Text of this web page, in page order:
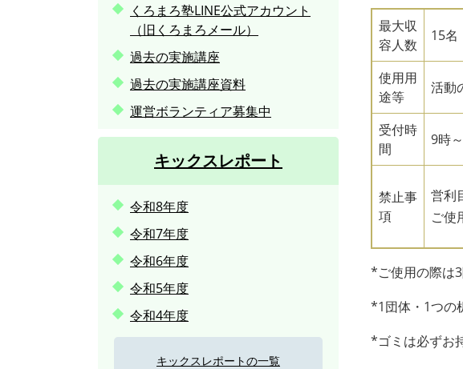
最大収
容人数
15名
使用用
途等
活動
受付時
間
9時
禁止事
項
営利
ご使
*ご使用の際は
*1団体・1つの
*ゴミは必ずお
くろまろ塾LINE公式アカウント
（旧くろまろメール）
過去の実施講座
過去の実施講座資料
運営ボランティア募集中
キックスレポート
令和8年度
令和7年度
令和6年度
令和5年度
令和4年度
キックスレポートの一覧